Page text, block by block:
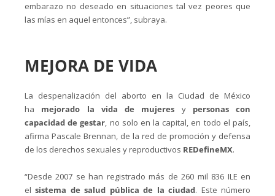
embarazo no deseado en situaciones tal vez peores que
las mías en aquel entonces”, subraya.
MEJORA DE VIDA
La despenalización del aborto en la Ciudad de México
ha mejorado la vida de mujeres y personas con
capacidad de gestar, no solo en la capital, en todo el país,
afirma Pascale Brennan, de la red de promoción y defensa
de los derechos sexuales y reproductivos REDefineMX.
“Desde 2007 se han registrado más de 260 mil 836 ILE en
elsistema de salud pública de la ciudad. Este número